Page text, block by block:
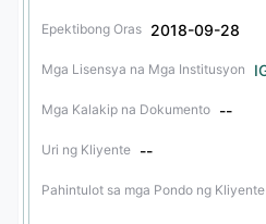
Epektibong Oras 2018-09-28
Mga Lisensya na Mga Institusyon
Mga Kalakip na Dokumento --
Uri ng Kliyente --
Pahintulot sa mga Pondo ng Kliyente